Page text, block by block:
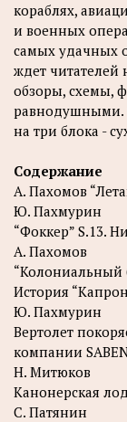
кораблях,
и военных
самых удачных
ждет читателей
обзоры, схемы,
равнодушными.
на три блока -
Содержание
А. Пахомов
Ю. Пахмурин
“Фоккер” S.13.
А. Пахомов
“Колониальный
История
Ю. Пахмурин
Вертолет
компании
Н. Митюков
Канонерская
С. Патянин